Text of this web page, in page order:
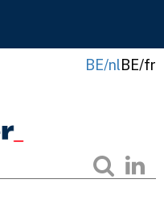
BE/nlBE/fr